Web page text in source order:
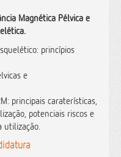
Magnética Pélvica e
princípios
e
principais caraterísticas,
potenciais riscos e
utilização.